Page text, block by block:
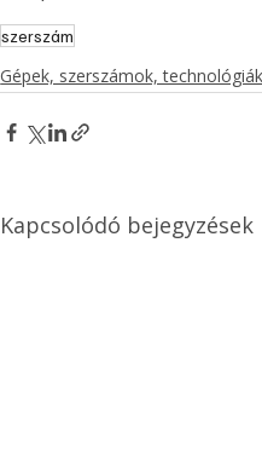
szerszám
Gépek, szerszámok, technológiák
Kapcsolódó bejegyzések